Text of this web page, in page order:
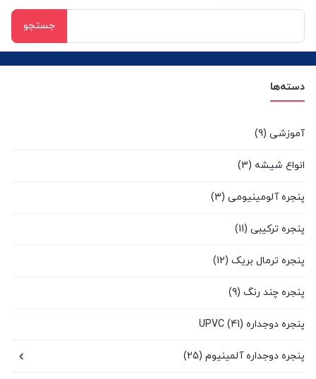
برای:
دسته‌ها
آموزشی (9)
انواع شیشه (3)
پنجره آلومینیومی (3)
پنجره ترکیبی (11)
پنجره ترمال بریک (12)
پنجره چند رنگ (9)
پنجره دوجداره UPVC (41)
پنجره دوجداره آلمینیوم (25)